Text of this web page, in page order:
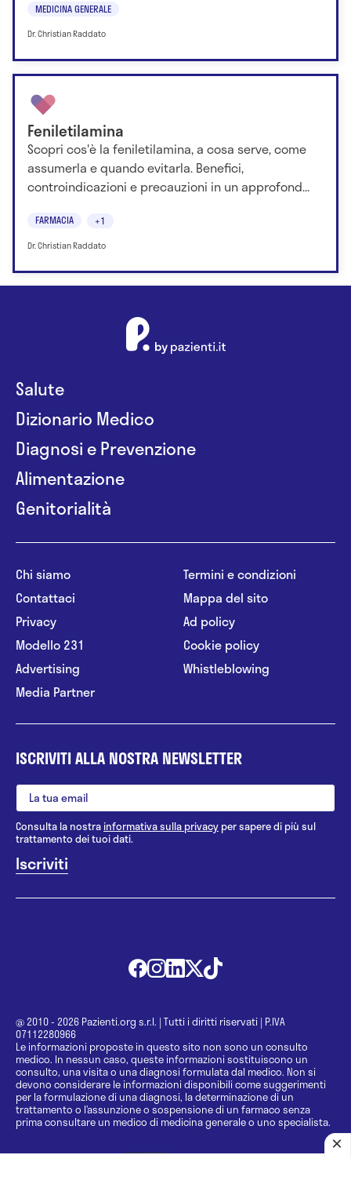
MEDICINA GENERALE
Dr. Christian Raddato
Feniletilamina
Scopri cos'è la feniletilamina, a cosa serve, come
assumerla e quando evitarla. Benefici,
controindicazioni e precauzioni in un approfond...
FARMACIA +1
Dr. Christian Raddato
Salute
Dizionario Medico
Diagnosi e Prevenzione
Alimentazione
Genitorialità
Chi siamo
Contattaci
Privacy
Modello 231
Advertising
Media Partner
Termini e condizioni
Mappa del sito
Ad policy
Cookie policy
Whistleblowing
ISCRIVITI ALLA NOSTRA NEWSLETTER
Consulta la nostrainformativa sulla privacy per sapere di più sul
trattamento dei tuoi dati.
@ 2010 - 2026 Pazienti.org s.r.l. | Tutti i diritti riservati | P.IVA
07112280966
Le informazioni proposte in questo sito non sono un consulto
medico. In nessun caso, queste informazioni sostituiscono un
consulto, una visita o una diagnosi formulata dal medico. Non si
devono considerare le informazioni disponibili come suggerimenti
per la formulazione di una diagnosi, la determinazione di un
trattamento o l’assunzione o sospensione di un farmaco senza
prima consultare un medico di medicina generale o uno specialista.